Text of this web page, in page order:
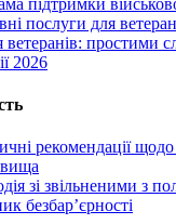
послуги для
ветеранів: простими
2026
рекомендації щодо
зі звільненими з
безбар’єрності